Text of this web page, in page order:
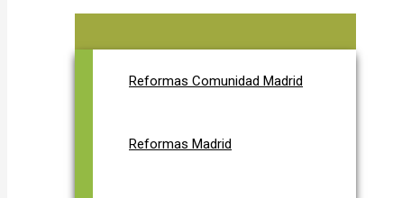
Reformas Comunidad Madrid
Reformas Madrid